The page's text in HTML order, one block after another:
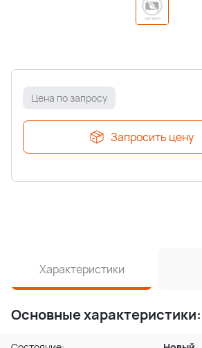
Цена по запросу
Запросить цену
Характеристики
Основные характеристики: